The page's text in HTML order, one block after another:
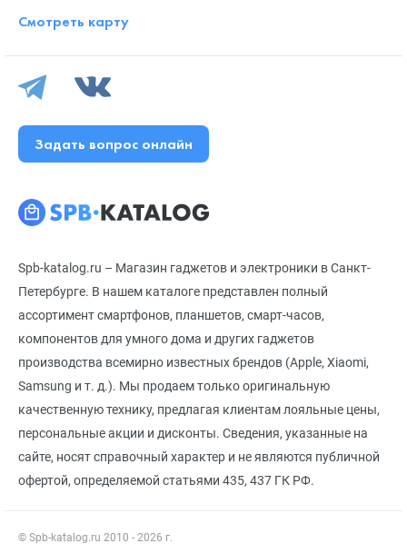
Spb-katalog.ru – Магазин гаджетов и электроники в Санкт-
Петербурге. В нашем каталоге представлен полный
ассортимент смартфонов, планшетов, смарт-часов,
компонентов для умного дома и других гаджетов
производства всемирно известных брендов (Apple, Xiaomi,
Samsung и т. д.). Мы продаем только оригинальную
качественную технику, предлагая клиентам лояльные цены,
персональные акции и дисконты. Сведения, указанные на
сайте, носят справочный характер и не являются публичной
офертой, определяемой статьями 435, 437 ГК РФ.
© Spb-katalog.ru 2010 - 2026 г.
Смотреть карту
Задать вопрос онлайн